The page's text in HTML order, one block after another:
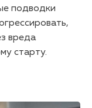
подводки
вреда
старту.